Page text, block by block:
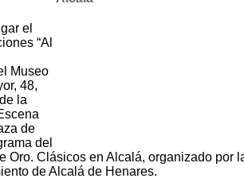
el
“Al
Museo
48,
la
de
del
Oro. Clásicos en Alcalá, organizado por
de Alcalá de Henares.